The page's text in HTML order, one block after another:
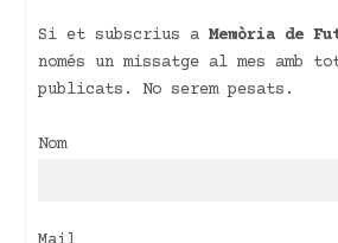
Si et subscrius aMemòria de
només un missatge al mes amb
publicats. No serem pesats.
Nom